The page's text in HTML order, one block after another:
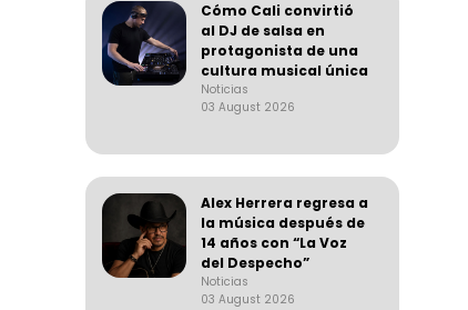
Cómo Cali convirtió
al DJ de salsa en
protagonista de una
cultura musical única
Noticias
03 August 2026
Alex Herrera regresa a
la música después de
14 años con “La Voz
del Despecho”
Noticias
03 August 2026